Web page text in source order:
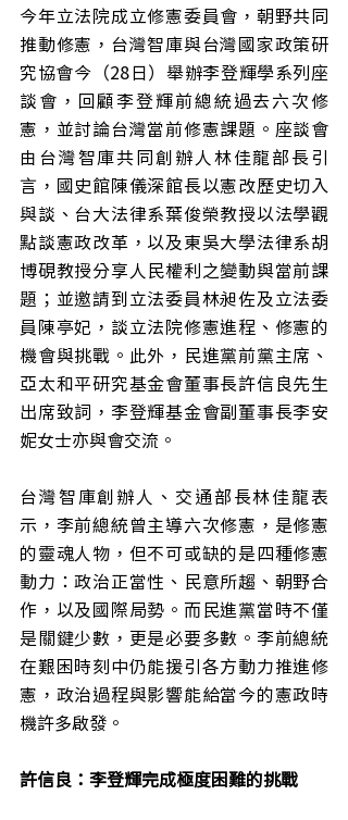
今年立法院成立修憲委員會，朝野共同
推動修憲，台灣智庫與台灣國家政策研
究協會今（28日）舉辦李登輝學系列座
談會，回顧李登輝前總統過去六次修
憲，並討論台灣當前修憲課題。座談會
由台灣智庫共同創辦人林佳龍部長引
言，國史館陳儀深館長以憲改歷史切入
與談、台大法律系葉俊榮教授以法學觀
點談憲政改革，以及東吳大學法律系胡
博硯教授分享人民權利之變動與當前課
題；並邀請到立法委員林昶佐及立法委
員陳亭妃，談立法院修憲進程、修憲的
機會與挑戰。此外，民進黨前黨主席、
亞太和平研究基金會董事長許信良先生
出席致詞，李登輝基金會副董事長李安
妮女士亦與會交流。
台灣智庫創辦人、交通部長林佳龍表
示，李前總統曾主導六次修憲，是修憲
的靈魂人物，但不可或缺的是四種修憲
動力：政治正當性、民意所趨、朝野合
作，以及國際局勢。而民進黨當時不僅
是關鍵少數，更是必要多數。李前總統
在艱困時刻中仍能援引各方動力推進修
憲，政治過程與影響能給當今的憲政時
機許多啟發。
許信良：李登輝完成極度困難的挑戰